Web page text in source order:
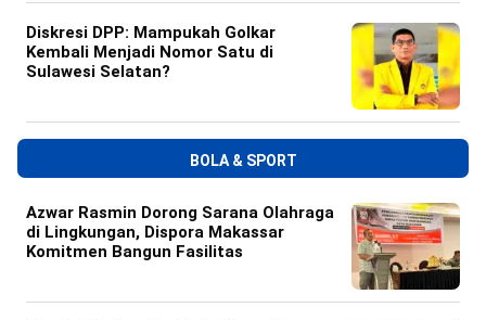
Diskresi DPP: Mampukah Golkar
Kembali Menjadi Nomor Satu di
Sulawesi Selatan?
BOLA & SPORT
Azwar Rasmin Dorong Sarana Olahraga
di Lingkungan, Dispora Makassar
Komitmen Bangun Fasilitas